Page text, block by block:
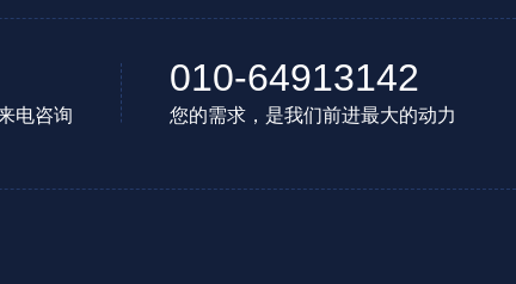
电咨询
010-64913142
您的需求，是我们前进最大的动力